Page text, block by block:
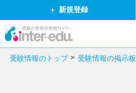
新規登録
受験情報のトップ 受験情報の掲示板